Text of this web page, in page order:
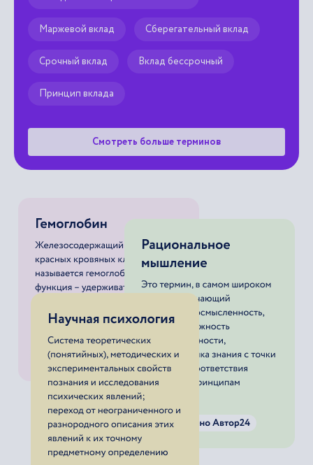
Маржевой вклад Сберегательный вклад
Срочный вклад Вклад бессрочный
Принцип вклада
Смотреть больше терминов